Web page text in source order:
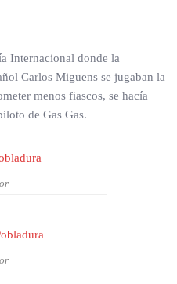
Internacional donde la
Carlos Miguens se jugaban la
menos fiascos, se hacía
de Gas Gas.